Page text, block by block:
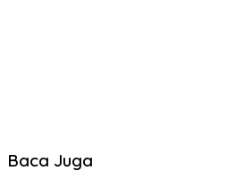
Baca Juga